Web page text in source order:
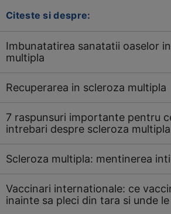
Citeste si despre:
Imbunatatirea sanatatii oaselor
multipla
Recuperarea in scleroza multipla
7 raspunsuri importante pentru
intrebari despre scleroza multipla
Scleroza multipla: mentinerea
Vaccinari internationale: ce
inainte sa pleci din tara si unde